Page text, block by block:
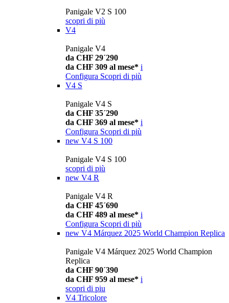
Panigale V2 S 100
scopri di più
V4
Panigale V4
da CHF 29´290
da CHF 309 al mese* i
Configura Scopri di più
V4 S
Panigale V4 S
da CHF 35´290
da CHF 369 al mese* i
Configura Scopri di più
new V4 S 100
Panigale V4 S 100
scopri di più
new V4 R
Panigale V4 R
da CHF 45´690
da CHF 489 al mese* i
Configura Scopri di più
new V4 Márquez 2025 World Champion Replica
Panigale V4 Márquez 2025 World Champion
Replica
da CHF 90´390
da CHF 959 al mese* i
scopri di piu
V4 Tricolore